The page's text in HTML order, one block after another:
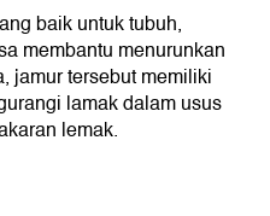
baik untuk tubuh,
membantu menurunkan
jamur tersebut memiliki
lamak dalam usus
lemak.